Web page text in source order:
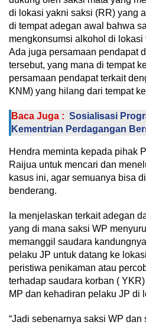
di lokasi yakni saksi (RR) yang
di tempat adegan awal bahwa
mengkonsumsi alkohol di lokasi
Ada juga persamaan pendapat
tersebut, yang mana di tempat
persamaan pendapat terkait
KNM) yang hilang dari tempat
Baca Juga : Sosialisasi
Kementrian Perdagangan
Hendra meminta kepada pihak
Raijua untuk mencari dan
kasus ini, agar semuanya bisa
benderang.
Ia menjelaskan terkait adegan
yang di mana saksi WP
memanggil saudara
pelaku JP untuk datang ke
peristiwa penikaman atau
terhadap saudara korban (
MP dan kehadiran pelaku JP di
“Jadi sebenarnya saksi WP